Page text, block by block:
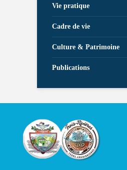
Vie pratique
Cadre de vie
Culture & Patrimoine
Publications